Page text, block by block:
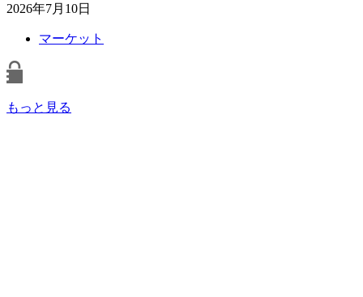
2026年7月10日
マーケット
もっと見る